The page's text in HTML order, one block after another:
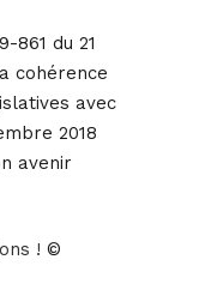
861 du 21
cohérence
avec
2018
avenir
! ©